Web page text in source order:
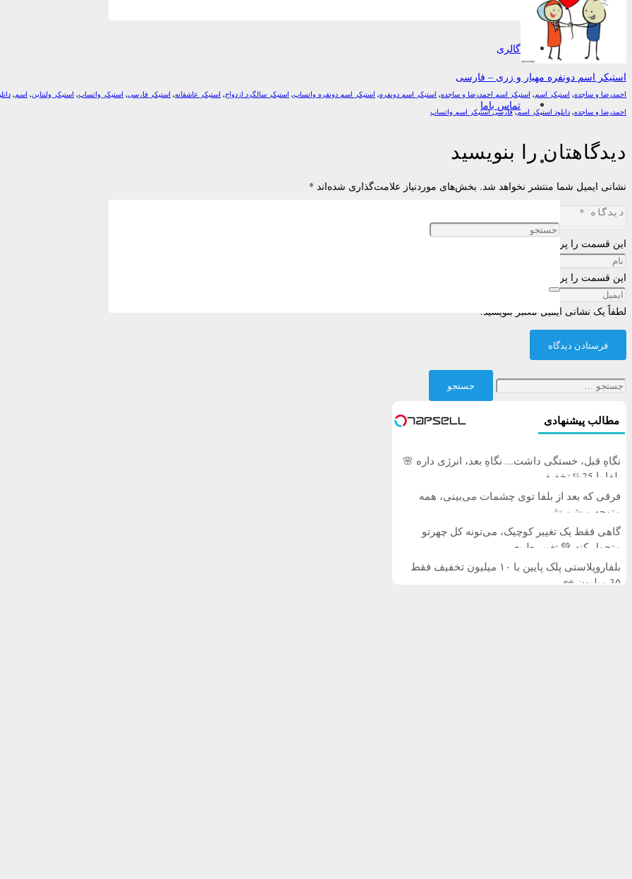
گالری
تماس باما
استیکر اسم دونفره مهیار و زری – فارسی
احمدرضا و ساجده, استیکر اسم, استیکر اسم احمدرضا و ساجده, استیکر اسم دونفره, استیکر اسم دونفره واتساپ, استیکر سالگرد ازدواج, استیکر عاشقانه, استیکر فارسی, استیکر واتساپ, استیکر ولنتاین, اسم,
احمدرضا و ساجده, دانلود استیکر اسم,فارسی استیکر اسم واتساپ
دیدگاهتان را بنویسید
نشانی ایمیل شما منتشر نخواهد شد. بخش‌های موردنیاز علامت‌گذاری شده‌اند *
این قسمت را پر کنید
این قسمت را پر کنید
لطفاً یک نشانی ایمیل معتبر بنویسید.
فرستادن دیدگاه
جستجو
برای:
مطالب پیشنهادی
نگاهِ قبل، خستگی داشت... نگاهِ بعد، انرژی داره 🌸
بلفا با 25% تخفیف
فرقی که بعد از بلفا توی چشمات می‌بینی، همه
متوجه میشن ✨
گاهی فقط یک تغییر کوچیک، می‌تونه کل چهرتو
متحول کنه 💚 تغییر طبیعی
بلفاروپلاستی پلک پایین با ۱۰ میلیون تخفیف فقط
3۵ میلیون 👀